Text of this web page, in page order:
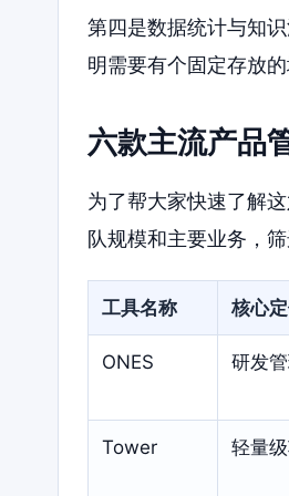
第四是数据统计与知
明需要有个固定存放
六款主流产品
为了帮大家快速了解
队规模和主要业务，
工具名称 核心
ONES 研发
Tower 轻量